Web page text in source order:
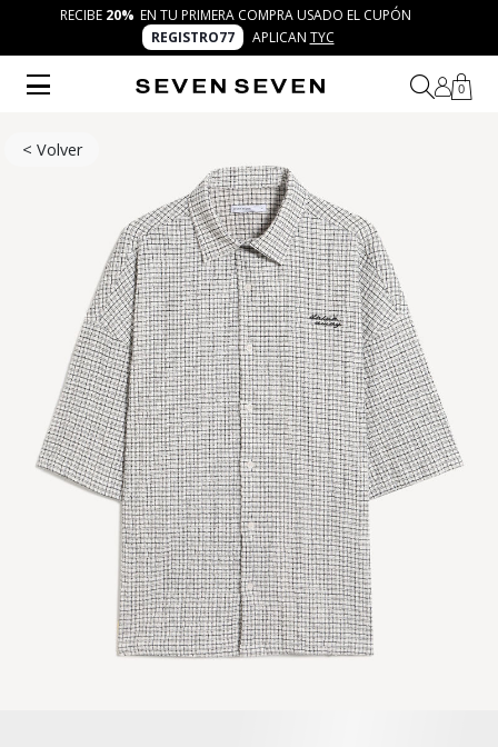
RECIBE 20% EN TU PRIMERA COMPRA USADO EL CUPÓN
REGISTRO77
APLICAN TYC
0
< Volver